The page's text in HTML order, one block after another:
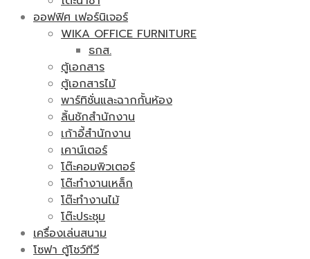
ออฟฟิศ เฟอร์นิเจอร์
WIKA OFFICE FURNITURE
ธกส.
ตู้เอกสาร
ตู้เอกสารไม้
พาร์ทิชั่นและฉากกั้นห้อง
ลิ้นชักสำนักงาน
เก้าอี้สำนักงาน
เคาน์เตอร์
โต๊ะคอมพิวเตอร์
โต๊ะทำงานเหล็ก
โต๊ะทำงานไม้
โต๊ะประชุม
เครื่องเล่นสนาม
โซฟา ตู้โชว์ทีวี